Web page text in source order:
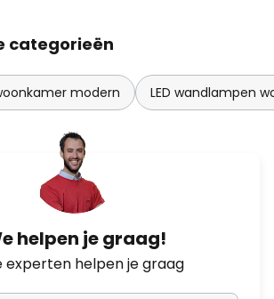
categorieën
modern LED wandlampen
helpen je graag!
experten helpen je graag